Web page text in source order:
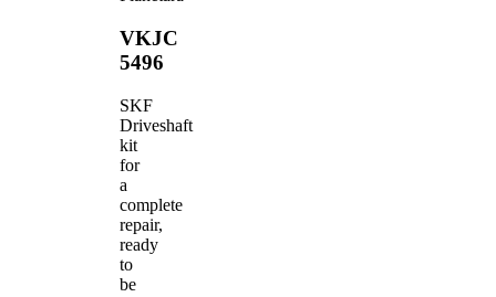
VKJC
5496
SKF
Driveshaft
kit
for
a
complete
repair,
ready
to
be